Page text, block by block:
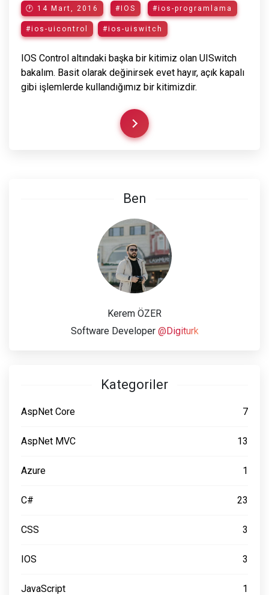
🕐 14 Mart, 2016 #IOS #ios-programlama
#ios-uicontrol #ios-uiswitch
IOS Control altındaki başka bir kitimiz olan UISwitch
bakalım. Basit olarak değinirsek evet hayır, açık kapalı
gibi işlemlerde kullandığımız bir kitimizdir.
Ben
Kerem ÖZER
Software Developer @Digiturk
Kategoriler
AspNet Core 7
AspNet MVC 13
Azure 1
C# 23
CSS 3
IOS 3
JavaScript 1